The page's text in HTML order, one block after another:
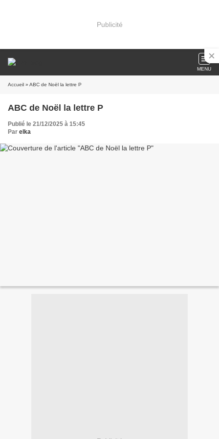
Publicité
MENU
Accueil » ABC de Noël la lettre P
ABC de Noël la lettre P
Publié le 21/12/2025 à 15:45
Par elka